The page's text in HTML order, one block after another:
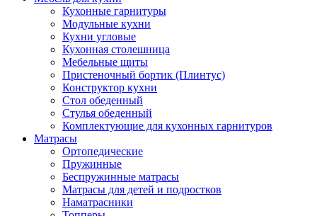
Кухонные гарнитуры
Модульные кухни
Кухни угловые
Кухонная столешница
Мебельные щиты
Пристеночный бортик (Плинтус)
Конструктор кухни
Стол обеденный
Стулья обеденный
Комплектующие для кухонных гарнитуров
Матраcы
Ортопедические
Пружинные
Беспружинные матрасы
Матрасы для детей и подростков
Наматрасники